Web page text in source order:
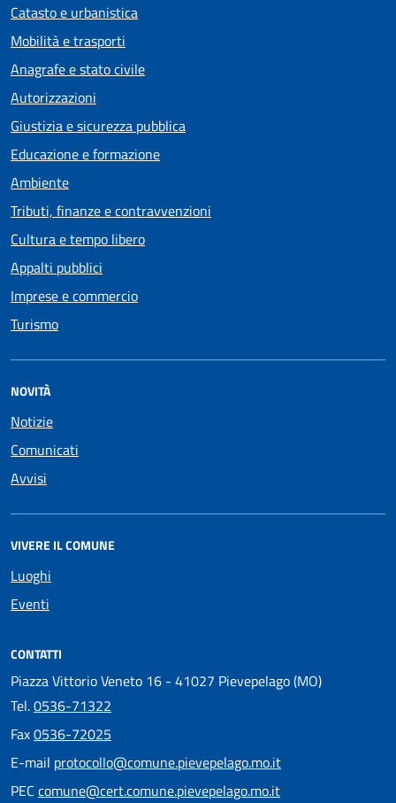
Catasto e urbanistica
Mobilità e trasporti
Anagrafe e stato civile
Autorizzazioni
Giustizia e sicurezza pubblica
Educazione e formazione
Ambiente
Tributi, finanze e contravvenzioni
Cultura e tempo libero
Appalti pubblici
Imprese e commercio
Turismo
NOVITÀ
Notizie
Comunicati
Avvisi
VIVERE IL COMUNE
Luoghi
Eventi
CONTATTI
Piazza Vittorio Veneto 16 - 41027 Pievepelago (MO)
Tel.0536-71322
Fax0536-72025
E-mail protocollo@comune.pievepelago.mo.it
PEC comune@cert.comune.pievepelago.mo.it